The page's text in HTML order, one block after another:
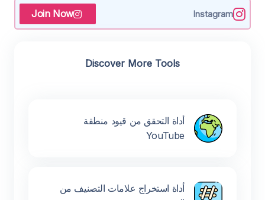
Instagram
Join Now
Discover More Tools
أداة التحقق من قيود منطقة
YouTube
أداة استخراج علامات التصنيف من